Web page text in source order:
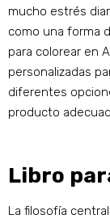
mucho estrés
como una forma
para colorear en
personalizadas
diferentes
producto
Libro
La filosofía